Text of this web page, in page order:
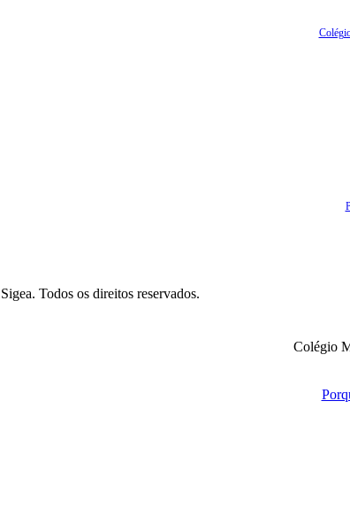
Todos os direitos reservados.
Colégio